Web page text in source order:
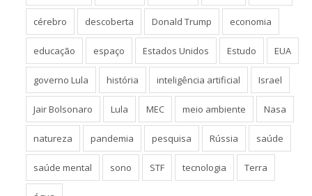
cérebro descoberta Donald Trump economia
educação espaço Estados Unidos Estudo EUA
governo Lula história inteligência artificial Israel
Jair Bolsonaro Lula MEC meio ambiente Nasa
natureza pandemia pesquisa Rússia saúde
saúde mental sono STF tecnologia Terra